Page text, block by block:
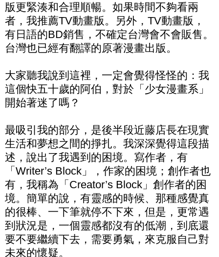
版更緊湊和合理順暢。如果時間不夠看兩
者，我推薦TV動畫版。另外，TV動畫版，
有日語的BD銷售，不確定台灣會不會販售。
台灣也已經有翻譯的原著漫畫出版。
大家聽我說到這裡，一定會覺得怪怪的：我
這個快五十歲的阿伯，對於「少女漫畫系」
開始著迷了嗎？
最吸引我的部分，是後半段近藤店長在現實
生活和夢想之間的掙扎。我深深覺得這段描
述，說出了我遇到的困境。寫作者，有
「Writer’s Block」，作家的困境；創作者也
有，我稱為「Creator’s Block」創作者的困
境。簡單的說，有靈感的時候、那種感覺真
的很棒、一下筆就停不下來，但是，更常遇
到狀況是，一個靈感都沒有的低潮，到底還
要不要繼續下去，需要勇氣，來克服自己對
未來的懷疑。